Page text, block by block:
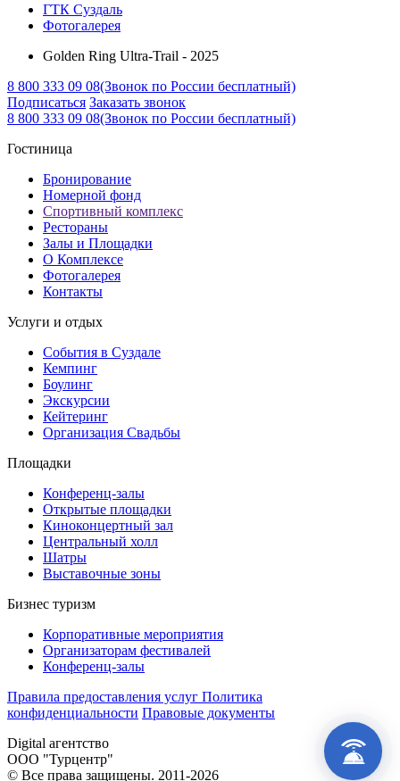
ГТК Суздаль
Фотогалерея
Golden Ring Ultra-Trail - 2025
8 800 333 09 08(Звонок по России бесплатный)
Подписаться Заказать звонок
8 800 333 09 08(Звонок по России бесплатный)
Гостиница
Бронирование
Номерной фонд
Спортивный комплекс
Рестораны
Залы и Площадки
О Комплексе
Фотогалерея
Контакты
Услуги и отдых
События в Суздале
Кемпинг
Боулинг
Экскурсии
Кейтеринг
Организация Cвадьбы
Площадки
Конференц-залы
Открытые площадки
Киноконцертный зал
Центральный холл
Шатры
Выставочные зоны
Бизнес туризм
Корпоративные мероприятия
Организаторам фестивалей
Конференц-залы
Правила предоставления услуг Политика
конфиденциальности Правовые документы
Digital агентство
ООО "Турцентр"
© Все права защищены. 2011-2026